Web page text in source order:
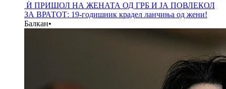
Ѝ ПРИШОЛ НА ЖЕНАТА ОД ГРБ И ЈА ПОВЛЕКОЛ
ЗА ВРАТОТ: 19-годишник крадел ланчиња од жени!
Балкан•